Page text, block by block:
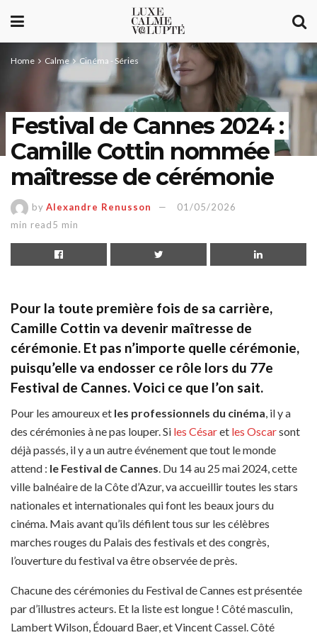
Home Calme Cinéma - Séries
Festival de Cannes 2024 :
Camille Cottin nommée
maîtresse de cérémonie
by Alexandre Renusson
01/05/2026
min read5 min
Pour la toute première fois de sa carrière,
Camille Cottin va devenir maîtresse de
cérémonie. Et pas n’importe quelle cérémonie,
puisqu’elle va endosser ce rôle lors du 77e
Festival de Cannes. Voici ce que l’on sait.
Pour les amoureux et les professionnels du cinéma, il y a
des cérémonies à ne pas louper. Si les Césaret les Oscarsont
déjà passés, il y a un autre événement que tout le monde
attend : le Festival de Cannes. Du 14 au 25 mai 2024, cette
ville balnéaire de la Côte d’Azur, va accueillir toutes les stars
nationales et internationales qui font les beaux jours du
cinéma. Mais avant qu’ils défilent tous sur les célèbres
marches rouges du Palais des festivals et des congrès,
l’ouverture du festival va être observée de près.
Chacunedes cérémonies du Festival de Cannes est présentée
par d’illustres acteurs. Et la liste est longue ! Côté masculin,
Lambert Wilson, Édouard Baer, et Vincent Cassel. Côté